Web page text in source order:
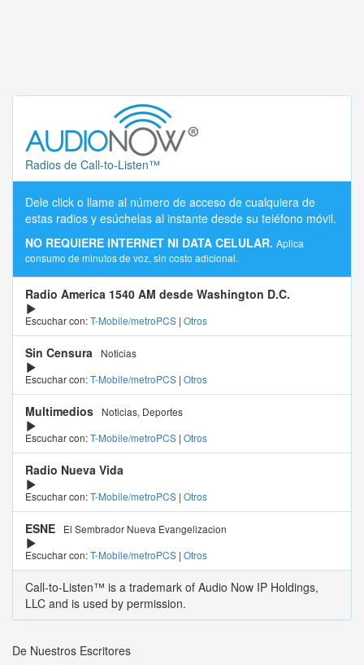
Radios de Call-to-Listen™
Dele click o llame al número de acceso de cualquiera de
estas radios y esúchelas al instante desde su teléfono móvil.
NO REQUIERE INTERNET NI DATA CELULAR. Aplica
consumo de minutos de voz, sin costo adicional.
Radio America 1540 AM desde Washington D.C.
Escuchar con:T-Mobile/metroPCS | Otros
Sin Censura
Noticias
Escuchar con:T-Mobile/metroPCS | Otros
Multimedios
Noticias, Deportes
Escuchar con:T-Mobile/metroPCS | Otros
Radio Nueva Vida
Escuchar con:T-Mobile/metroPCS | Otros
ESNE
El Sembrador Nueva Evangelizacion
Escuchar con:T-Mobile/metroPCS | Otros
Call-to-Listen™ is a trademark of Audio Now IP Holdings,
LLC and is used by permission.
De Nuestros Escritores